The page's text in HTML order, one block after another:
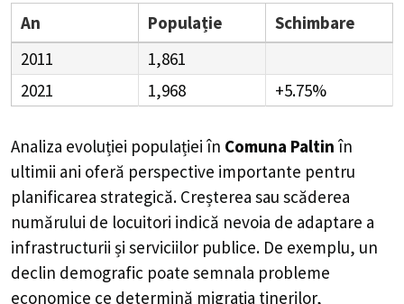
An Populație
Schimbare
2011
1,861
2021
1,968 +5.75%
Analiza evoluției populației în Comuna Paltin în
ultimii ani oferă perspective importante pentru
planificarea strategică. Creșterea sau scăderea
numărului de locuitori indică nevoia de adaptare a
infrastructurii și serviciilor publice. De exemplu, un
declin demografic poate semnala probleme
economice ce determină migrația tinerilor,